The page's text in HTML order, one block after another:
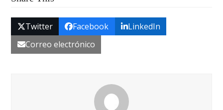
Twitter Facebook
LinkedIn
Correo electrónico